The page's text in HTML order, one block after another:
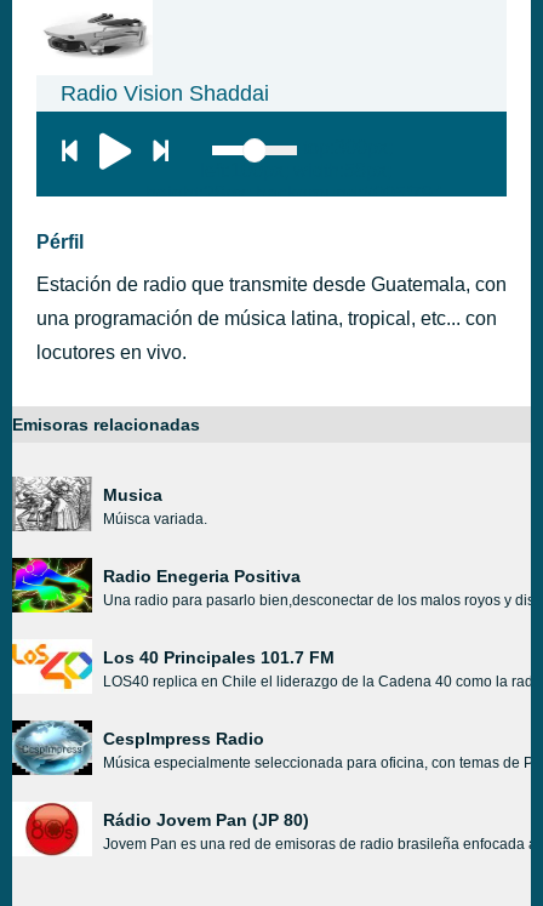
Radio Vision Shaddai
height:28px; background:#005f79;'
Pérfil
Estación de radio que transmite desde Guatemala, con
una programación de música latina, tropical, etc... con
locutores en vivo.
Emisoras relacionadas
Musica
Múisca variada.
Radio Enegeria Positiva
Una radio para pasarlo bien,desconectar de los malos royos y
Los 40 Principales 101.7 FM
LOS40 replica en Chile el liderazgo de la Cadena 40 como la
CespImpress Radio
Música especialmente seleccionada para oficina, con temas de
Rádio Jovem Pan (JP 80)
Jovem Pan es una red de emisoras de radio brasileña enfocada